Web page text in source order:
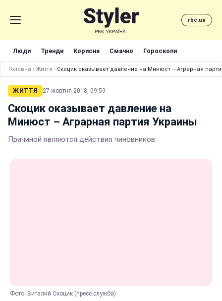
rbc.ua
Люди Тренди Корисне Смачно Гороскопи
Головна › Життя › Скоцик оказывает давление на Минюст – Аграрная
ЖИТТЯ 27 жовтня 2018, 09:59
Скоцик оказывает давление на
Минюст – Аграрная партия Украины
Причиной являются действия чиновников
Фото: Виталий Скоцик (пресс-служба)